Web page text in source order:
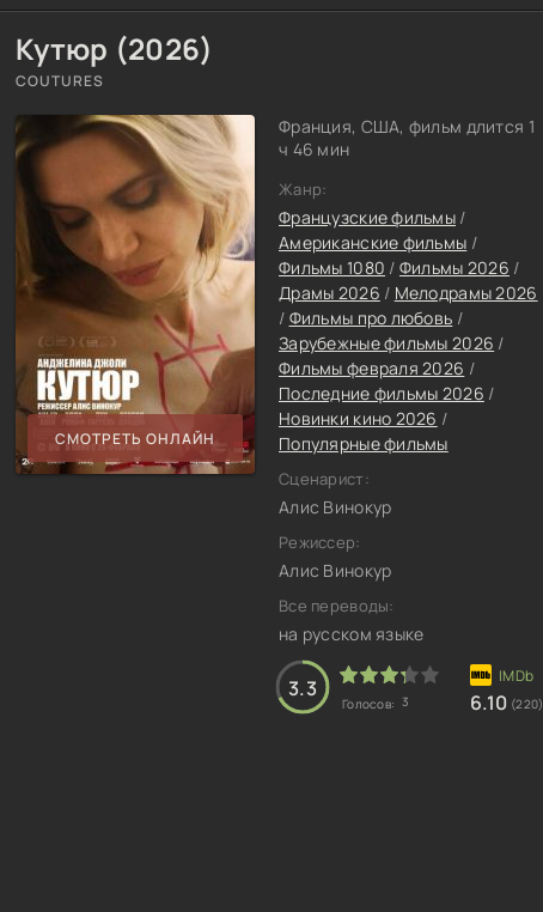
Кутюр (2026)
COUTURES
СМОТРЕТЬ ОНЛАЙН
Франция, США, фильм длится 1
ч 46 мин
Жанр:
Французские фильмы /
Американские фильмы /
Фильмы 1080 / Фильмы 2026 /
Драмы 2026 / Мелодрамы 2026
/ Фильмы про любовь /
Зарубежные фильмы 2026 /
Фильмы февраля 2026 /
Последние фильмы 2026 /
Новинки кино 2026 /
Популярные фильмы
Сценарист:
Алис Винокур
Режиссер:
Алис Винокур
Все переводы:
на русском языке
3.3
Голосов: 3 6.10 (220)